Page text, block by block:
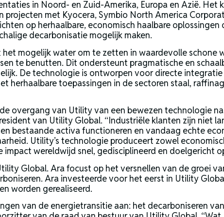
in Noord- en Zuid-Amerika, Europa en Azië.
met Kyocera, Symbio North America
op herhaalbare, economisch haalbare
decarbonisatie mogelijk maken.
mogelijk water om te zetten in waardevolle schone
te benutten. Dit ondersteunt pragmatische en
De technologie is ontworpen voor directe
herhaalbare toepassingen in de sectoren staal,
overgang van Utility van een bewezen technologie
van Utility Global. “Industriële klanten zijn niet
bestaande activa functioneren en vandaag echte
Utility’s technologie produceert zowel
wereldwijd snel, gedisciplineerd en doelgericht
Global. Ara focust op het versnellen van de groei
Ara investeerde voor het eerst in Utility
worden gerealiseerd.
van de energietransitie aan: het decarboniseren